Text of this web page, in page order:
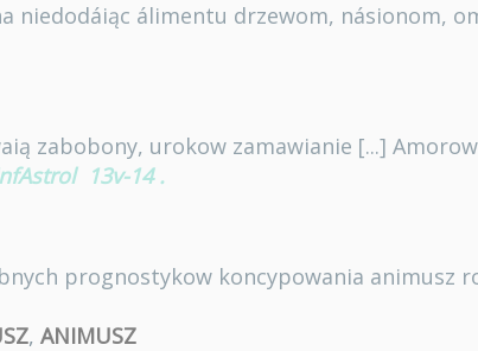
niedodáiąc álimentu drzewom, násionom,
zabobony, urokow zamawianie [...]
13v-14 .
prognostykow koncypowania animusz
, ANIMUSZ